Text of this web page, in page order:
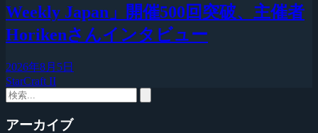
Weekly Japan」開催500回突破、主催者
Horikenさんインタビュー
2026年8月5日
StarCraft II
アーカイブ